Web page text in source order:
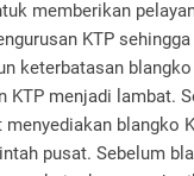
memberikan
KTP
keterbatasan
KTP menjadi lambat.
menyediakan blangko
pusat. Sebelum